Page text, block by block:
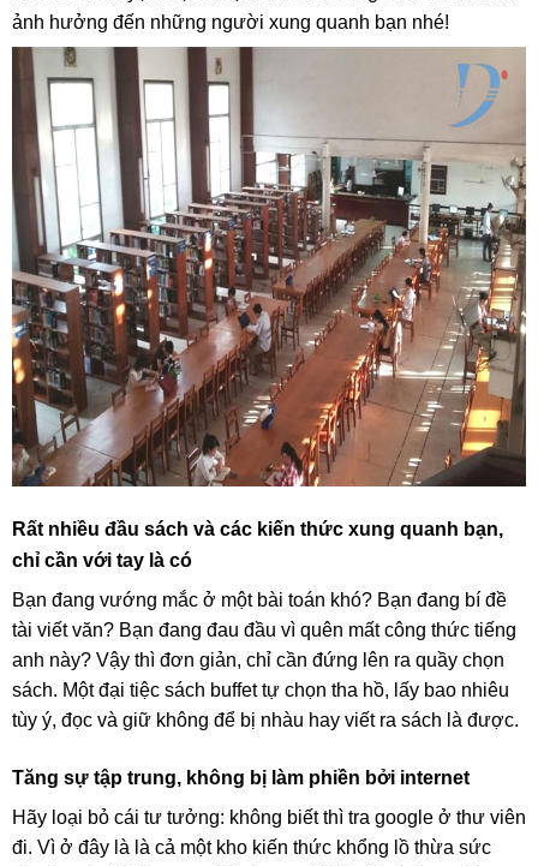
ảnh hưởng đến những người xung quanh bạn nhé!
Rất nhiều đầu sách và các kiến thức xung quanh bạn,
chỉ cần với tay là có
Bạn đang vướng mắc ở một bài toán khó? Bạn đang bí đề
tài viết văn? Bạn đang đau đầu vì quên mất công thức tiếng
anh này? Vậy thì đơn giản, chỉ cần đứng lên ra quầy chọn
sách. Một đại tiệc sách buffet tự chọn tha hồ, lấy bao nhiêu
tùy ý, đọc và giữ không để bị nhàu hay viết ra sách là được.
Tăng sự tập trung, không bị làm phiền bởi internet
Hãy loại bỏ cái tư tưởng: không biết thì tra google ở thư viên
đi. Vì ở đây là là cả một kho kiến thức khổng lồ thừa sức